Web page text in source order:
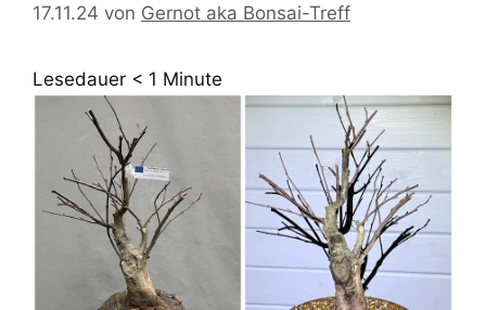
17.11.24 von Gernot aka Bonsai-Treff
Lesedauer < 1 Minute